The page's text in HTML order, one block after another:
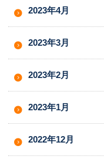
2023年4月
2023年3月
2023年2月
2023年1月
2022年12月